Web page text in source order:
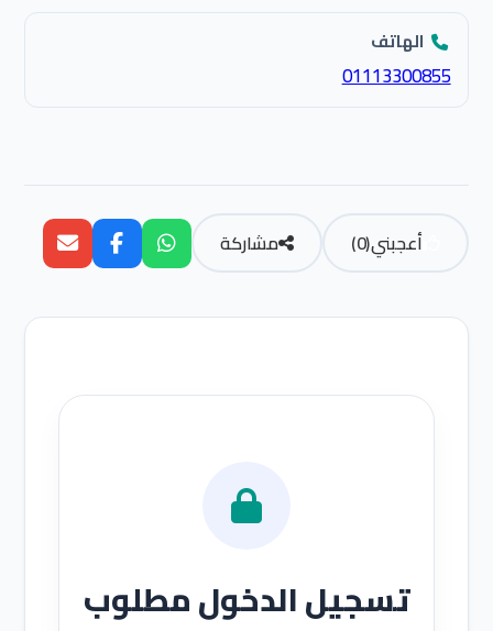
الهاتف
01113300855
أعجبني(
0
) مشاركة
تسجيل الدخول مطلوب